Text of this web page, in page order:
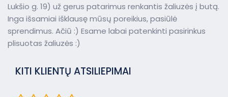
Lukšio g. 19) už gerus patarimus renkantis žaliuzės į butą.
Inga išsamiai išklausę mūsų poreikius, pasiūlė
sprendimus. Ačiū :) Esame labai patenkinti pasirinkus
plisuotas žaliuzės :)
KITI KLIENTŲ ATSILIEPIMAI